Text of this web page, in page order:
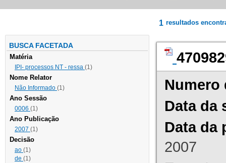
BUSCA FACETADA
Matéria
IPI- processos NT - ressa (1)
Nome Relator
Não Informado (1)
Ano Sessão
0006 (1)
Ano Publicação
2007 (1)
Decisão
ao (1)
de (1)
1 resultados
Numero
Data da
Data da
2007